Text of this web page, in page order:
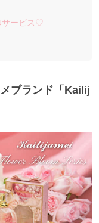
サービス♡
ブランド「Kailij